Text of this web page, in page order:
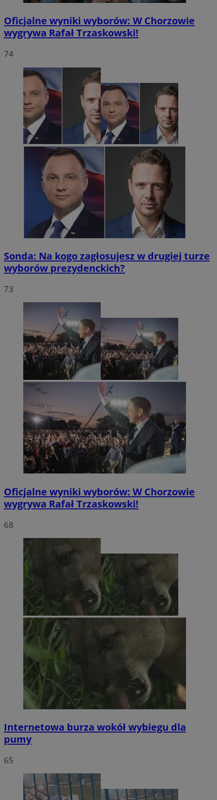
Oficjalne wyniki wyborów: W Chorzowie
wygrywa Rafał Trzaskowski!
74
Sonda: Na kogo zagłosujesz w drugiej turze
wyborów prezydenckich?
73
Oficjalne wyniki wyborów: W Chorzowie
wygrywa Rafał Trzaskowski!
68
Internetowa burza wokół wybiegu dla
pumy
65